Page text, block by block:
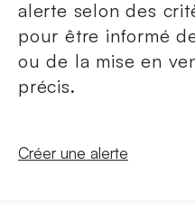
alerte selon des
pour être informé
ou de la mise en
précis.
Nouvelle fenêtre
Créer une alerte